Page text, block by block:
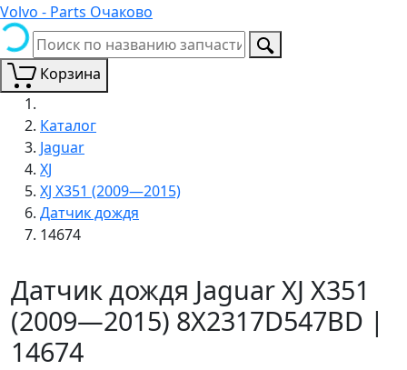
Volvo - Parts Очаково
Корзина
Каталог
Jaguar
XJ
XJ X351 (2009—2015)
Датчик дождя
14674
Датчик дождя Jaguar XJ X351
(2009—2015) 8X2317D547BD |
14674